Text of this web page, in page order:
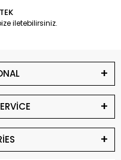
iletebilirsiniz.